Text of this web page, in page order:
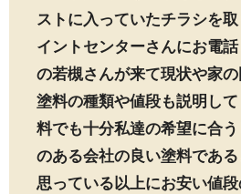
ストに入っていたチラシを
イントセンターさんにお電
の若槻さんが来て現状や家の
塗料の種類や値段も説明し
料でも十分私達の希望に合
のある会社の良い塗料である
思っている以上にお安い値